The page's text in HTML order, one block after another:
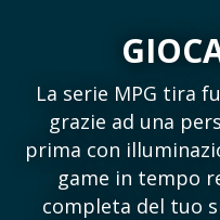
La serie MPG tira
grazie ad una
prima con
game in tempo
completa del tuo